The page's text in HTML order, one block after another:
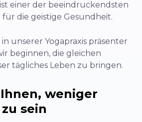
ist einer der beeindruckendsten
für die geistige Gesundheit.
unserer Yogapraxis präsenter
beginnen, die gleichen
tägliches Leben zu bringen.
weniger
sein